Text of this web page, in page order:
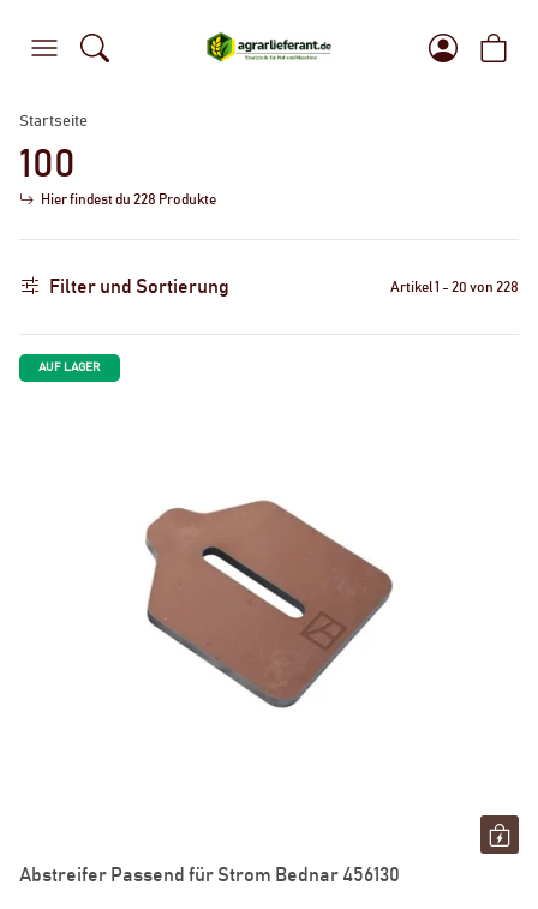
Startseite
100
Hier findest du 228 Produkte
Filter und Sortierung Artikel 1 - 20 von 228
AUF LAGER
Abstreifer Passend für Strom Bednar 456130